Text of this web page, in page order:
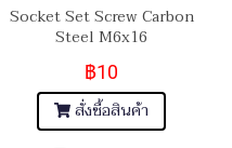
Socket Set Screw Carbon
Steel M6x16
฿10
สั่งซื้อสินค้า